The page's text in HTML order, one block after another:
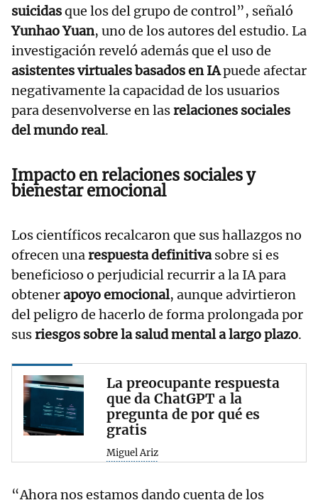
suicidasque los del grupo de control”, señaló
Yunhao Yuan, uno de los autores del estudio. La
investigación reveló además que el uso de
asistentes virtuales basados en IApuede afectar
negativamente la capacidad de los usuarios
para desenvolverse en lasrelaciones sociales
del mundo real.
Impacto en relaciones sociales y
bienestar emocional
Los científicos recalcaron que sus hallazgos no
ofrecen unarespuesta definitivasobre si es
beneficioso o perjudicial recurrir a la IA para
obtenerapoyo emocional, aunque advirtieron
del peligro de hacerlo de forma prolongada por
susriesgos sobre la salud mental a largo plazo.
La preocupante respuesta
que da ChatGPT a la
pregunta de por qué es
gratis
Miguel Ariz
“Ahora nos estamos dando cuenta de los